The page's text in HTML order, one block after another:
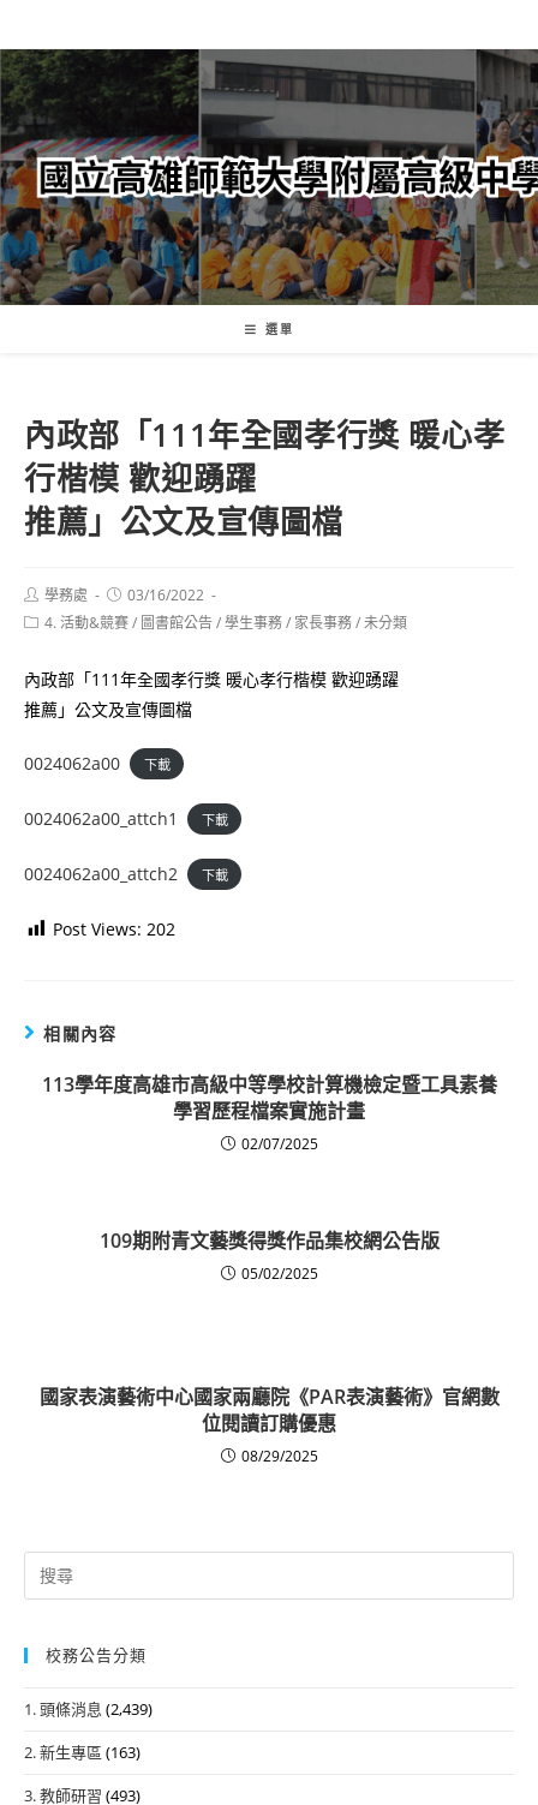
轉
至
主
要
內
容
選單
內政部「111年全國孝行獎 暖心孝
行楷模 歡迎踴躍
推薦」公文及宣傳圖檔
Post
author:
學務處
Post
published:
03/16/2022
Post4. 活動&競賽/ 圖書館公告/學生事務/ 家長事務/未分類
內政部「111年全國孝行獎 暖心孝行楷模 歡迎踴躍
推薦」公文及宣傳圖檔
0024062a00 下載
0024062a00_attch1 下載
0024062a00_attch2 下載
Post Views: 202
相關內容
113學年度高雄市高級中等學校計算機檢定暨工具素養
學習歷程檔案實施計畫
02/07/2025
109期附青文藝獎得獎作品集校網公告版
05/02/2025
國家表演藝術中心國家兩廳院《PAR表演藝術》官網數
位閱讀訂購優惠
08/29/2025
Search
for:
校務公告分類
1. 頭條消息 (2,439)
2. 新生專區 (163)
3. 教師研習 (493)